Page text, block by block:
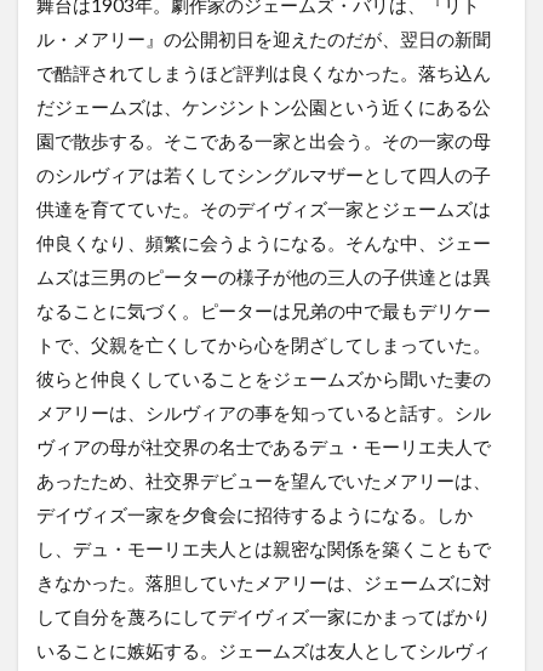
舞台は1903年。劇作家のジェームズ・バリは、『リト
ル・メアリー』の公開初日を迎えたのだが、翌日の新聞
で酷評されてしまうほど評判は良くなかった。落ち込ん
だジェームズは、ケンジントン公園という近くにある公
園で散歩する。そこである一家と出会う。その一家の母
のシルヴィアは若くしてシングルマザーとして四人の子
供達を育てていた。そのデイヴィズ一家とジェームズは
仲良くなり、頻繁に会うようになる。そんな中、ジェー
ムズは三男のピーターの様子が他の三人の子供達とは異
なることに気づく。ピーターは兄弟の中で最もデリケー
トで、父親を亡くしてから心を閉ざしてしまっていた。
彼らと仲良くしていることをジェームズから聞いた妻の
メアリーは、シルヴィアの事を知っていると話す。シル
ヴィアの母が社交界の名士であるデュ・モーリエ夫人で
あったため、社交界デビューを望んでいたメアリーは、
デイヴィズ一家を夕食会に招待するようになる。しか
し、デュ・モーリエ夫人とは親密な関係を築くこともで
きなかった。落胆していたメアリーは、ジェームズに対
して自分を蔑ろにしてデイヴィズ一家にかまってばかり
いることに嫉妬する。ジェームズは友人としてシルヴィ